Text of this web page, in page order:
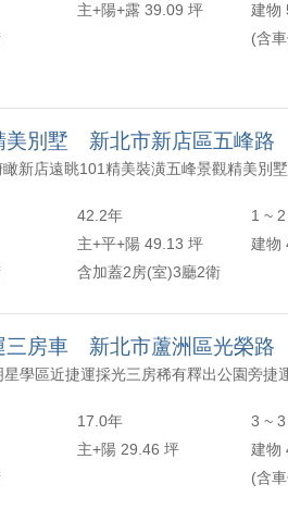
主+陽+露 39.09 坪
建物
(含
美別墅 新北市新店區五峰路
42.2年
1 ~
主+平+陽 49.13 坪
建物
含加蓋2房(室)3廳2衛
三房車 新北市蘆洲區光榮路
17.0年
3 ~
主+陽 29.46 坪
建物
(含